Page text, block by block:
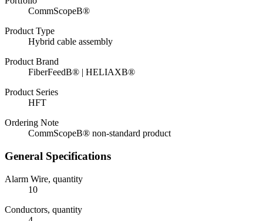
CommScopeВ®
Product Type
Hybrid cable assembly
Product Brand
FiberFeedВ® | HELIAXВ®
Product Series
HFT
Ordering Note
CommScopeВ® non-standard product
General Specifications
Alarm Wire, quantity
10
Conductors, quantity